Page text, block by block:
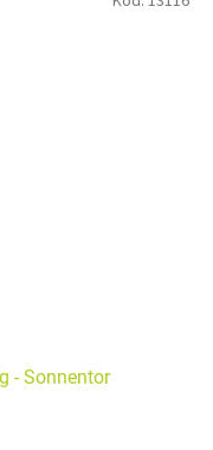
- Sonnentor